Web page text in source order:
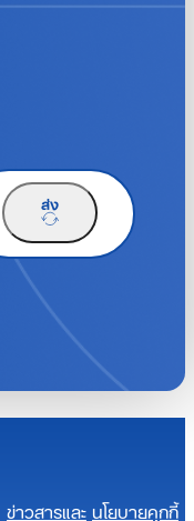
ส่ง
ข่าวสารและนโยบายคุกกี้